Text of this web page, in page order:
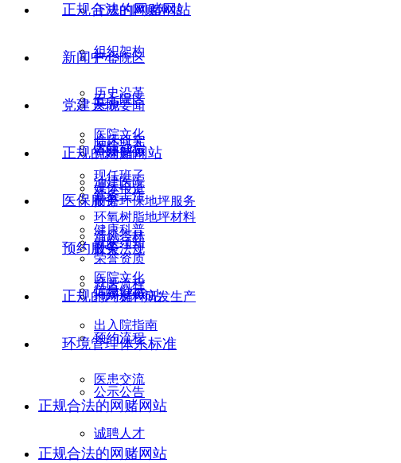
正规的网赌网站
组织架构
历史沿革
医院文化
现任班子
环氧树脂地坪材料
荣誉资质
正规合法的网赌网站
广华院区
五七院区
临床研究
油建医院
新闻中心
医院要闻
医院动态
媒体报道
健康科普
党建天地
党建新闻
党务工作
清风杏林
医院文化
正规的网赌网站
耐磨环保地坪服务
就医须知
就医流程
出入院指南
医保服务
政策法规
信息公示
预约服务
地坪材料研发生产
预约流程
医患交流
正规的网赌网站
环境管理体系标准
公示公告
诚聘人才
正规合法的网赌网站
正规合法的网赌网站